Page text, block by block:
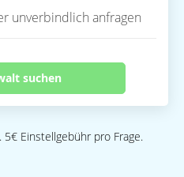
unverbindlich anfragen
suchen
5€ Einstellgebühr pro Frage.